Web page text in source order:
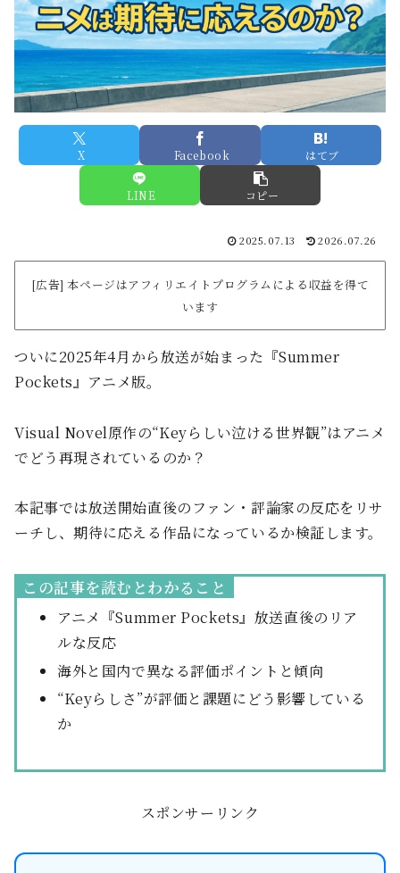
X Facebook はてブ
LINE コピー
2025.07.13 2026.07.26
[広告] 本ページはアフィリエイトプログラムによる収益を得て
います
ついに2025年4月から放送が始まった『Summer
Pockets』アニメ版。
Visual Novel原作の“Keyらしい泣ける世界観”はアニメ
でどう再現されているのか？
本記事では放送開始直後のファン・評論家の反応をリサ
ーチし、期待に応える作品になっているか検証します。
この記事を読むとわかること
アニメ『Summer Pockets』放送直後のリア
ルな反応
海外と国内で異なる評価ポイントと傾向
“Keyらしさ”が評価と課題にどう影響している
か
スポンサーリンク